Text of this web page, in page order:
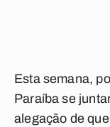
Esta semana,
Paraíba se
alegação de